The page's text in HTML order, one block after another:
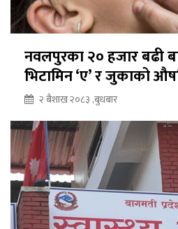
नवलपुरका २० हजार बढी
भिटामिन ‘ए’ र जुकाको
२ बैशाख २०८३ ,बुधबार